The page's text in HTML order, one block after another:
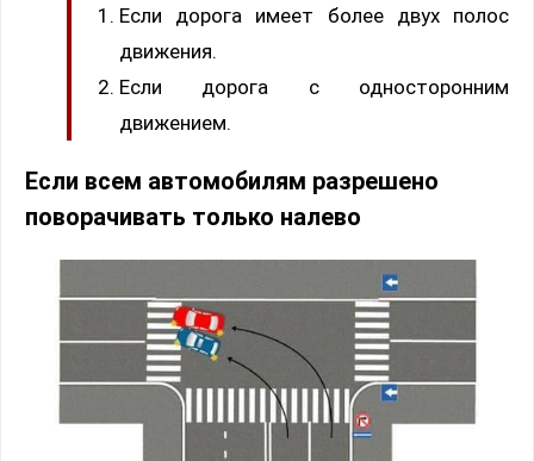
Если дорога имеет более двух полос
движения.
Если дорога с односторонним
движением.
Если всем автомобилям разрешено
поворачивать только налево